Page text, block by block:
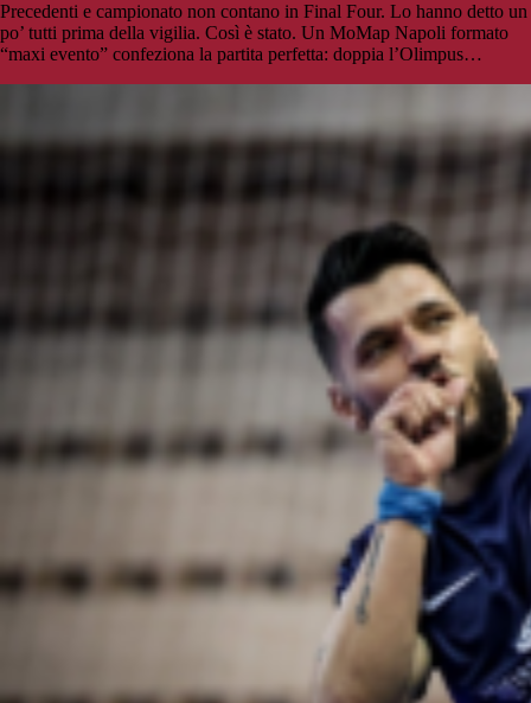
Precedenti e campionato non contano in Final Four. Lo hanno detto un
po’ tutti prima della vigilia. Così è stato. Un MoMap Napoli formato
“maxi evento” confeziona la partita perfetta: doppia l’Olimpus…